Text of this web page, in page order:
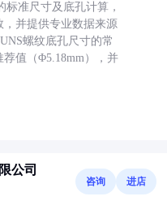
标准尺寸及底孔计算，
并提供专业数据来源
螺纹底孔尺寸的常
值（Φ5.18mm），并
公司
咨询 进店